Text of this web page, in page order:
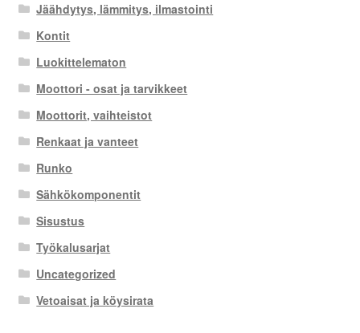
Jäähdytys, lämmitys, ilmastointi
Kontit
Luokittelematon
Moottori - osat ja tarvikkeet
Moottorit, vaihteistot
Renkaat ja vanteet
Runko
Sähkökomponentit
Sisustus
Työkalusarjat
Uncategorized
Vetoaisat ja köysirata